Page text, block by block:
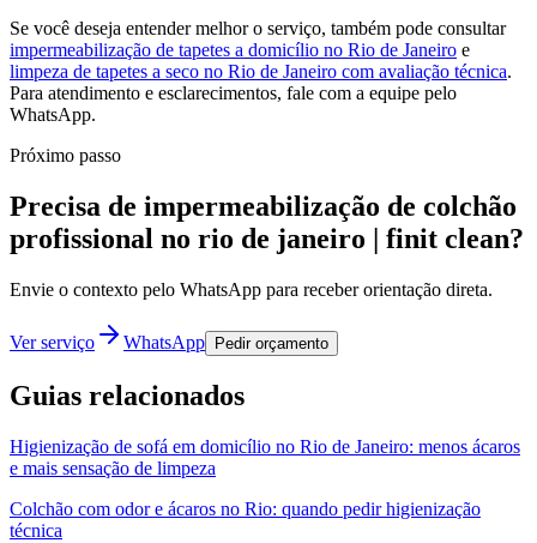
Se você deseja entender melhor o serviço, também pode consultar
impermeabilização de tapetes a domicílio no Rio de Janeiro e
limpeza de tapetes a seco no Rio de Janeiro com avaliação técnica.
Para atendimento e esclarecimentos, fale com a equipe pelo
WhatsApp.
Próximo passo
Precisa de impermeabilização de colchão
profissional no rio de janeiro | finit clean?
Envie o contexto pelo WhatsApp para receber orientação direta.
Ver serviço WhatsApp Pedir orçamento
Guias relacionados
Higienização de sofá em domicílio no Rio de Janeiro: menos ácaros
e mais sensação de limpeza
Colchão com odor e ácaros no Rio: quando pedir higienização
técnica